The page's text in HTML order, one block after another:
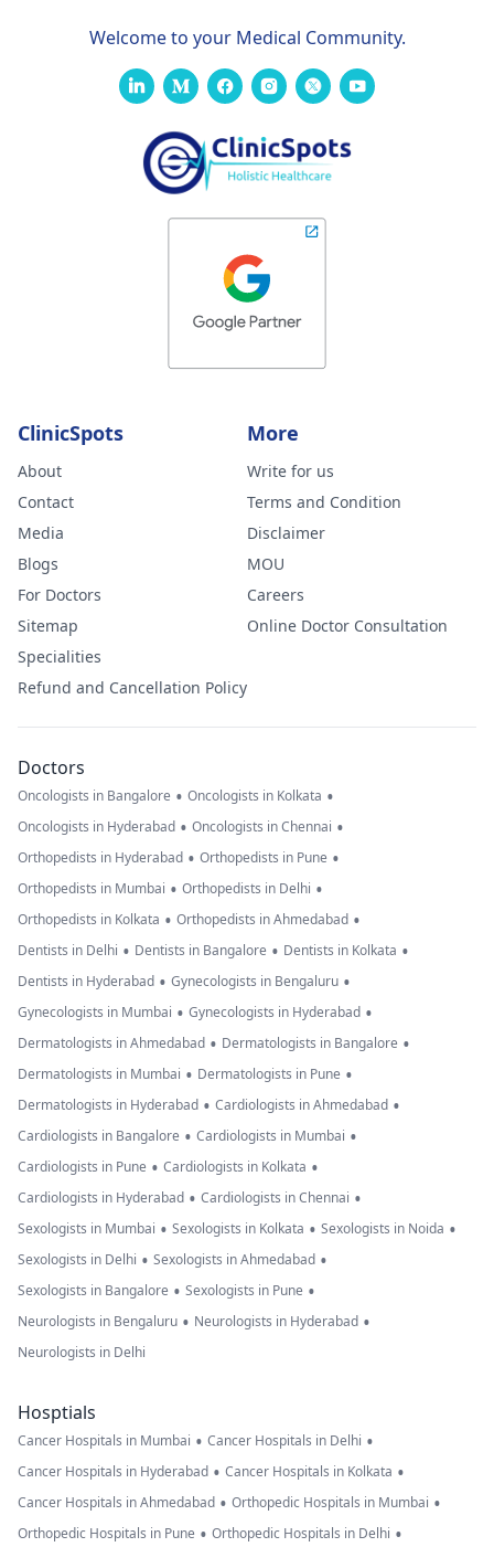
Welcome to your Medical Community.
ClinicSpots
About
Contact
Media
Blogs
For Doctors
Sitemap
Specialities
Refund and Cancellation Policy
More
Write for us
Terms and Condition
Disclaimer
MOU
Careers
Online Doctor Consultation
Doctors
Oncologists in Bangalore • Oncologists in Kolkata •
Oncologists in Hyderabad • Oncologists in Chennai •
Orthopedists in Hyderabad • Orthopedists in Pune •
Orthopedists in Mumbai • Orthopedists in Delhi •
Orthopedists in Kolkata • Orthopedists in Ahmedabad •
Dentists in Delhi • Dentists in Bangalore • Dentists in Kolkata •
Dentists in Hyderabad • Gynecologists in Bengaluru •
Gynecologists in Mumbai • Gynecologists in Hyderabad •
Dermatologists in Ahmedabad • Dermatologists in Bangalore •
Dermatologists in Mumbai • Dermatologists in Pune •
Dermatologists in Hyderabad • Cardiologists in Ahmedabad •
Cardiologists in Bangalore • Cardiologists in Mumbai •
Cardiologists in Pune • Cardiologists in Kolkata •
Cardiologists in Hyderabad • Cardiologists in Chennai •
Sexologists in Mumbai • Sexologists in Kolkata • Sexologists in Noida •
Sexologists in Delhi • Sexologists in Ahmedabad •
Sexologists in Bangalore • Sexologists in Pune •
Neurologists in Bengaluru • Neurologists in Hyderabad •
Neurologists in Delhi
Hosptials
Cancer Hospitals in Mumbai • Cancer Hospitals in Delhi •
Cancer Hospitals in Hyderabad • Cancer Hospitals in Kolkata •
Cancer Hospitals in Ahmedabad • Orthopedic Hospitals in Mumbai •
Orthopedic Hospitals in Pune • Orthopedic Hospitals in Delhi •